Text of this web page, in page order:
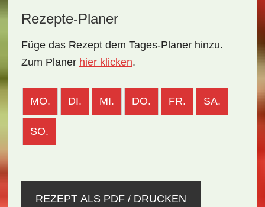
Rezepte-Planer
Füge das Rezept dem Tages-Planer hinzu.
Zum Planer hier klicken.
MO. DI. MI. DO. FR. SA.
SO.
REZEPT ALS PDF / DRUCKEN